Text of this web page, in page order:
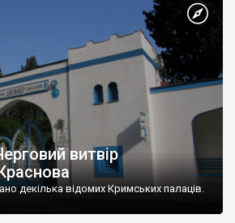
витвір
декілька відомих Кримських палаців.